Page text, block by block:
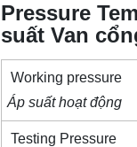
Pressure
suất Van
Working pressure
Áp suất hoạt động
Testing Pressure